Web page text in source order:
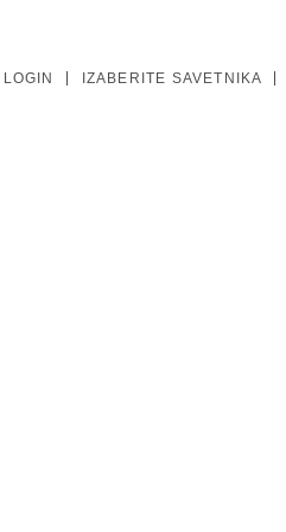
IZABERITE SAVETNIKA